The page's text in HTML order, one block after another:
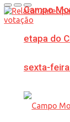
Campo
etapa do
sexta-